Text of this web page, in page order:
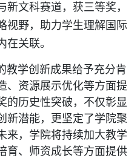
文科赛道，获三等奖，
视野，助力学生理解国际
在关联。
教学创新成果给予充分肯
、资源展示优化等方面提
的历史性突破，不仅彰显
新潜能，更坚定了学院聚
来，学院将持续加大教学
育、师资成长等方面提供